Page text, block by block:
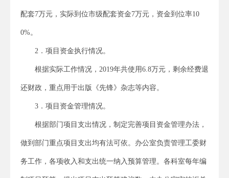
配套7万元，实际到位市级配套资金7万元，资金到位率10
0%。
2．项目资金执行情况。
根据实际工作情况，2019年共使用6.8万元，剩余经费退
还财政，重点用于出版《先锋》杂志等内容。
3．项目资金管理情况。
根据部门项目支出情况，制定完善项目资金管理办法，
做到部门重点项目支出均有法可依。办公室负责管理工委财
务工作，各项收入和支出统一纳入预算管理。各科室每年编